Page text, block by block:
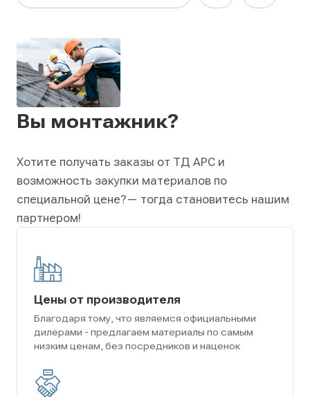
Вы монтажник?
Хотите получать заказы от ТД АРС и
возможность закупки материалов по
специальной цене?— тогда становитесь нашим
партнером!
Цены от производителя
Благодаря тому, что являемся официальными
дилерами - предлагаем материалы по самым
низким ценам, без посредников и наценок